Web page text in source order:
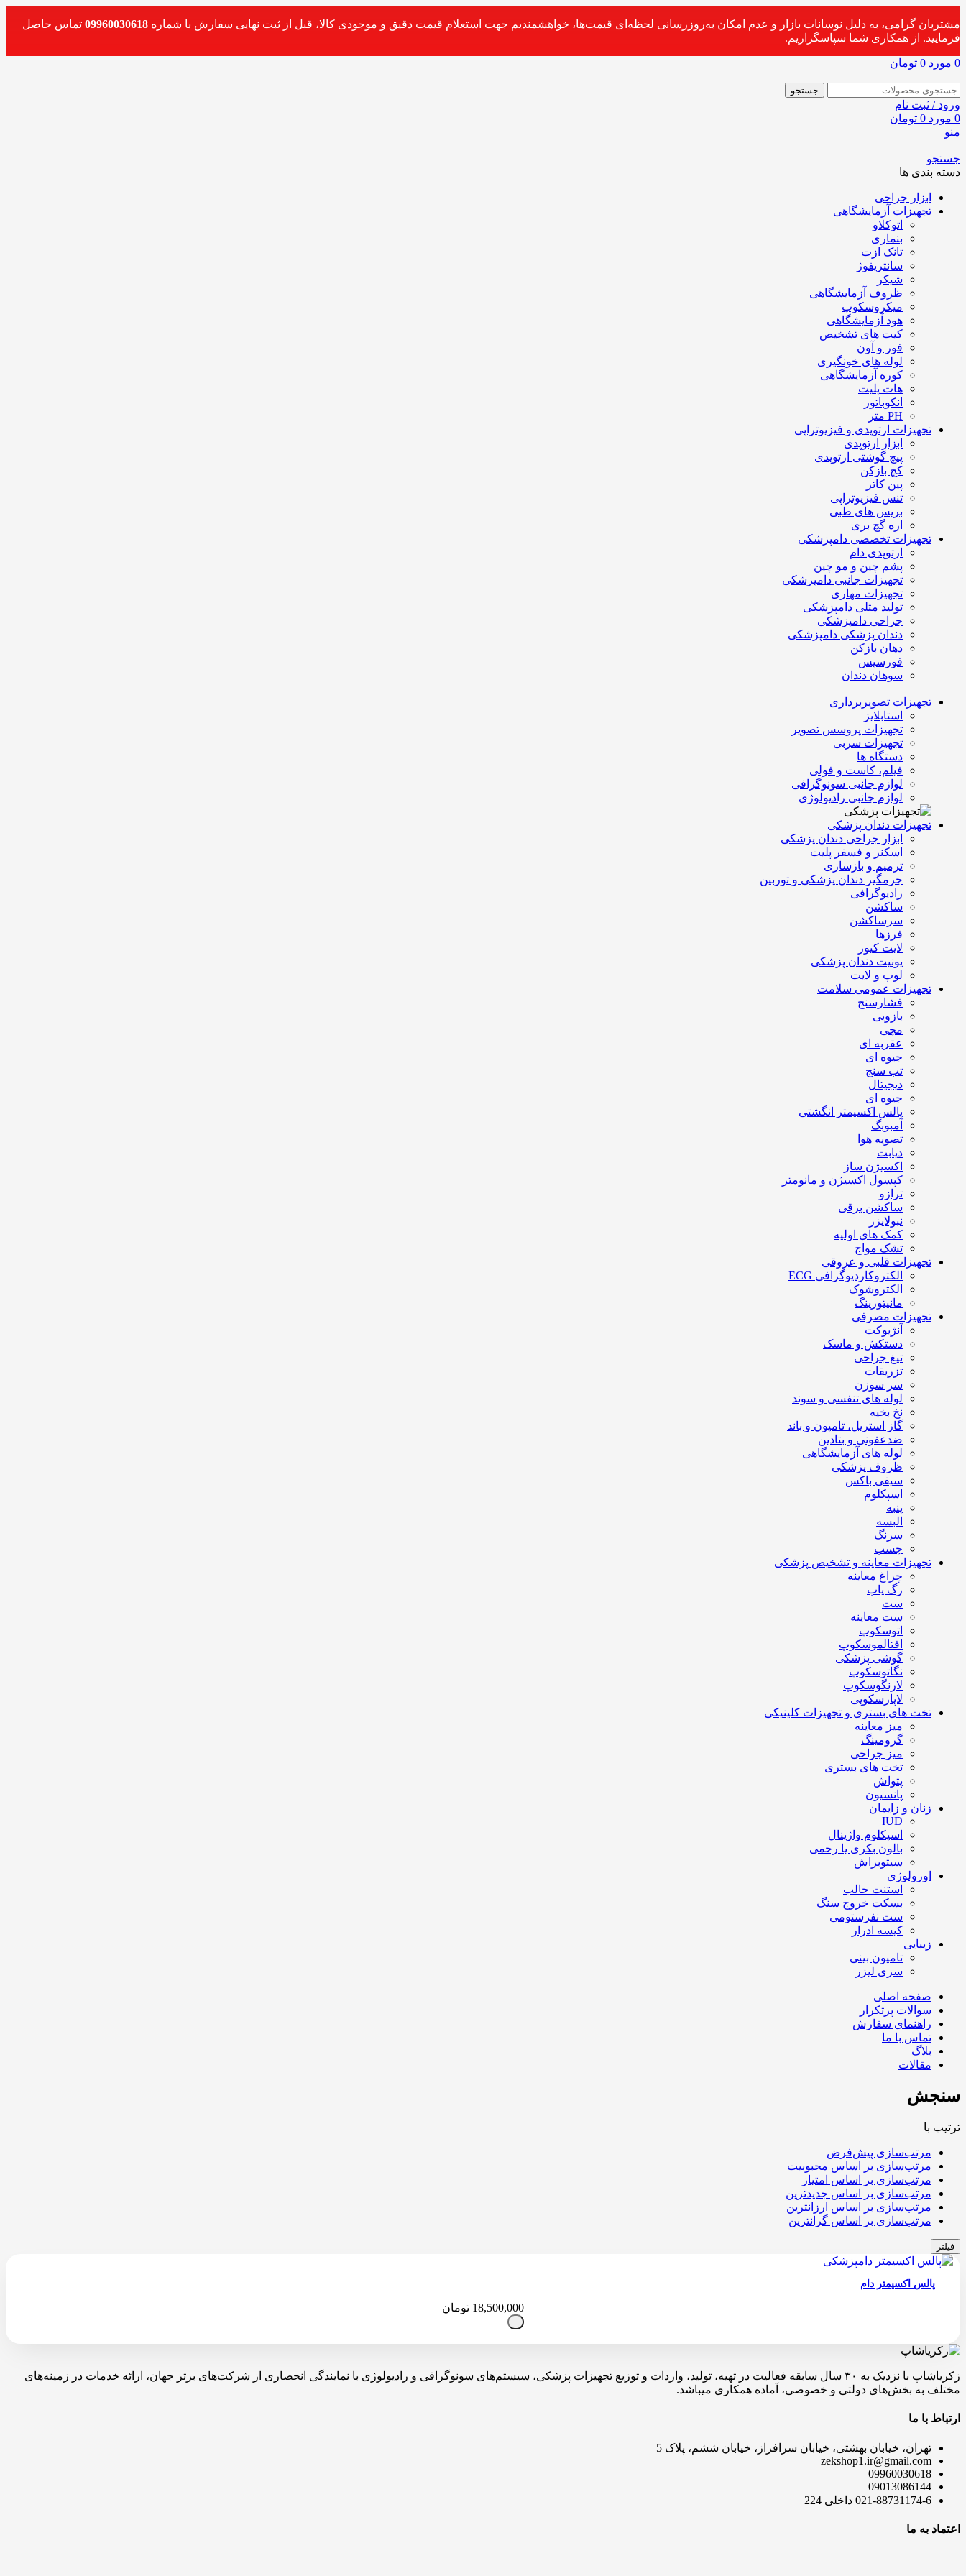
مشتریان گرامی، به دلیل نوسانات بازار و عدم امکان به‌روزرسانی لحظه‌ای قیمت‌ها، خواهشمندیم جهت استعلام قیمت دقیق و موجودی کالا، قبل از ثبت نهایی سفارش با شماره 09960030618 تماس حاصل
فرمایید. از همکاری شما سپاسگزاریم.
0 مورد 0 تومان
جستجو
ورود / ثبت نام
0 مورد 0 تومان
منو
جستجو
دسته بندی ها
ابزار جراحی
تجهیزات آزمایشگاهی
اتوکلاو
بنماری
تانک ازت
سانتریفوژ
شیکر
ظروف آزمایشگاهی
میکروسکوپ
هود آزمایشگاهی
کیت های تشخیص
فور و آون
لوله های خونگیری
کوره آزمایشگاهی
هات پلیت
انکوباتور
PH متر
تجهیزات ارتوپدی و فیزیوتراپی
ابزار ارتوپدی
پیچ گوشتی ارتوپدی
کچ بازکن
پین کاتر
تنس فیزیوتراپی
بریس های طبی
اره گچ بری
تجهیزات تخصصی دامپزشکی
ارتوپدی دام
پشم چین و مو چین
تجهیزات جانبی دامپزشکی
تجهیزات مهاری
تولید مثلی دامپزشکی
جراحی دامپزشکی
دندان پزشکی دامپزشکی
دهان بازکن
فورسپس
سوهان دندان
تجهیزات تصویربرداری
استابلایز
تجهیزات پروسس تصویر
تجهیزات سربی
دستگاه ها
فیلم، کاست و فولی
لوازم جانبی سونوگرافی
لوازم جانبی رادیولوژی
تجهیزات دندان پزشکی
ابزار جراحی دندان پزشکی
اسکنر و فسفر پلیت
ترمیم و بازسازی
جرمگیر دندان پزشکی و توربین
رادیوگرافی
ساکشن
سرساکشن
فرزها
لایت کیور
یونیت دندان پزشکی
لوپ و لایت
تجهیزات عمومی سلامت
فشارسنج
بازویی
مچی
عقربه ای
جیوه ای
تب سنج
دیجیتال
جیوه ای
پالس اکسیمتر انگشتی
آمبوبگ
تصویه هوا
دیابت
اکسیژن ساز
کپسول اکسیژن و مانومتر
ترازو
ساکشن برقی
نبولایزر
کمک های اولیه
تشک مواج
تجهیزات قلبی و عروقی
الکتروکاردیوگرافی ECG
الکتروشوک
مانیتورینگ
تجهیزات مصرفی
آنژیوکت
دستکش و ماسک
تیغ جراحی
تزریقات
سر سوزن
لوله های تنفسی و سوند
نخ بخیه
گاز استریل، تامپون و باند
ضدعفونی و بتادین
لوله های آزمایشگاهی
ظروف پزشکی
سیفی باکس
اسپکلوم
پنبه
البسه
سرنگ
چسب
تجهیزات معاینه و تشخیص پزشکی
چراغ معاینه
رگ یاب
ست
ست معاینه
اتوسکوپ
افتالموسکوپ
گوشی پزشکی
نگاتوسکوپ
لارنگوسکوپ
لاپارسکوپی
تخت های بستری و تجهیزات کلینیکی
میز معاینه
گرومینگ
میز جراحی
تخت های بستری
پتواش
پانسیون
زنان و زایمان
IUD
اسپکلوم واژینال
بالون بکری یا رحمی
سیتوبراش
اورولوژی
استنت حالب
بسکت خروج سنگ
ست نفرستومی
کیسه ادرار
زیبایی
تامپون بینی
سری لیزر
صفحه اصلی
سوالات پرتکرار
راهنمای سفارش
تماس با ما
بلاگ
مقالات
سنجش
ترتیب با
مرتب‌سازی پیش‌فرض
مرتب‌سازی بر اساس محبوبیت
مرتب‌سازی بر اساس امتیاز
مرتب‌سازی بر اساس جدیدترین
مرتب‌سازی بر اساس ارزانترین
مرتب‌سازی بر اساس گرانترین
فیلتر
پالس اکسیمتر دام
18,500,000 تومان
زکریاشاپ با نزدیک به ۳۰ سال سابقه فعالیت در تهیه، تولید، واردات و توزیع تجهیزات پزشکی، سیستم‌های سونوگرافی و رادیولوژی با نمایندگی انحصاری از شرکت‌های برتر جهان، ارائه خدمات در زمینه‌های
مختلف به بخش‌های دولتی و خصوصی، آماده همکاری میباشد.
ارتباط با ما
تهران، خیابان بهشتی، خیابان سرافراز، خیابان ششم، پلاک 5
zekshop1.ir@gmail.com
09960030618
09013086144
021-88731174-6 داخلی 224
اعتماد به ما